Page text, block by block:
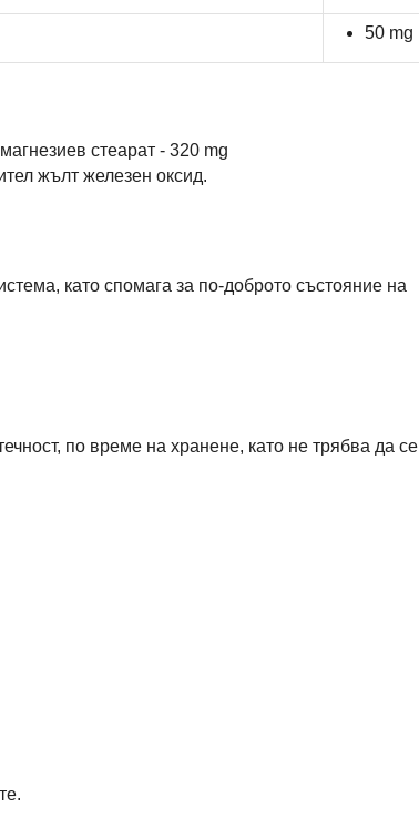
50 mg
стеарат - 320 mg
жълт железен оксид.
като спомага за по-доброто състояние на
по време на хранене, като не трябва да се